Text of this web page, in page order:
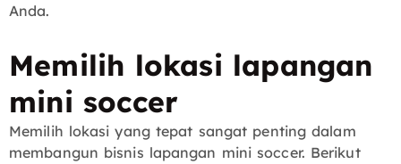
Anda.
Memilih lokasi lapangan
mini soccer
Memilih lokasi yang tepat sangat penting dalam
membangun bisnis lapangan mini soccer. Berikut